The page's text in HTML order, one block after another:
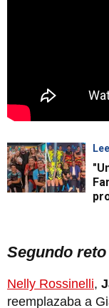
Segundo
Nelly Rossinelli,
reemplazaba a